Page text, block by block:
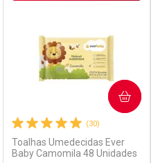
Comprar sem Desconto
Por R$ 69,59/cada
Comprar sem Desconto
Por R$ 69,59/cada
(30)
Toalhas Umedecidas Ever
Baby Camomila 48 Unidades
COMPRAR